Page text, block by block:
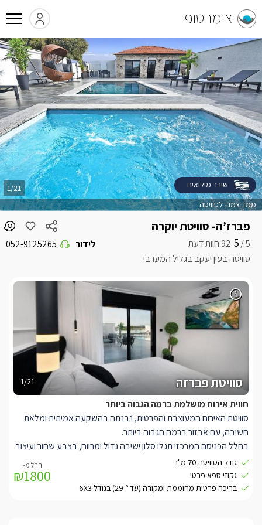
צימרטופ
פברז’ה- סוויטת יוקרה
5 /
5
סוויטה בעין יעקב בגליל המערבי
לידור 052-9125265
ממד צמוד לסוויטה
1/21 שובר מילואים
1/21 סוויטת פברזה
חווית אירוח מושלמת ברמה הגבוה ביותר
סוויטת האירוח המעוצבת והפרטית, נבנתה בהשקעה אמיתית ומלאת
חשיבה, עם אבזור ברמה הגבוה ביותר.
בחלל הכניסה המרכזי תגלו סלון ישיבה גדול ומרווח, בצבע שחור ועיצוב
יוקרתי וייחודי, עם שולחנות קפה מעוצבים וריצוף קלאסי למולם טלוויזיה
גדולה במיוחד (75") חדישה וחכמה, מחוברת לכבלי HOT, נטפליקס,
ואינטרנט אלחוטי.
גודל הסוויטה 70 מ"ר
גקוזי ספא פרטי
בריכה פרטית מחוממת ומקורה (עד ° 29) בגודל 6X3
₪1800